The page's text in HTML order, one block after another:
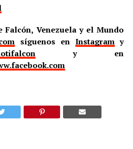
Falcón, Venezuela y el Mundo
síguenos en Instagramy
y en